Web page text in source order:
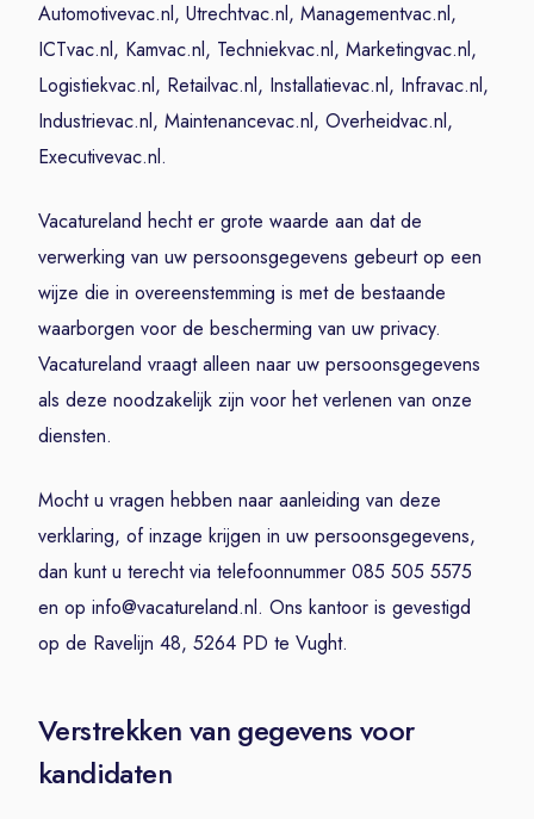
Automotivevac.nl, Utrechtvac.nl, Managementvac.nl,
ICTvac.nl, Kamvac.nl, Techniekvac.nl, Marketingvac.nl,
Logistiekvac.nl, Retailvac.nl, Installatievac.nl, Infravac.nl,
Industrievac.nl, Maintenancevac.nl, Overheidvac.nl,
Executivevac.nl.
Vacatureland hecht er grote waarde aan dat de
verwerking van uw persoonsgegevens gebeurt op een
wijze die in overeenstemming is met de bestaande
waarborgen voor de bescherming van uw privacy.
Vacatureland vraagt alleen naar uw persoonsgegevens
als deze noodzakelijk zijn voor het verlenen van onze
diensten.
Mocht u vragen hebben naar aanleiding van deze
verklaring, of inzage krijgen in uw persoonsgegevens,
dan kunt u terecht via telefoonnummer 085 505 5575
en op info@vacatureland.nl. Ons kantoor is gevestigd
op de Ravelijn 48, 5264 PD te Vught.
Verstrekken van gegevens voor
kandidaten